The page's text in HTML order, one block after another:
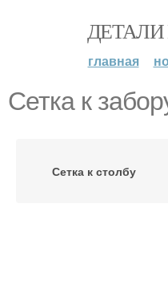
ДЕТАЛИ
главная
Сетка к
Сетка к столбу